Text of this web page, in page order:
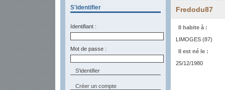
S'identifier
Identifiant :
Mot de passe :
Créer un compte
Fredodu87
Il habite à :
LIMOGES (87)
Il est né le :
25/12/1980